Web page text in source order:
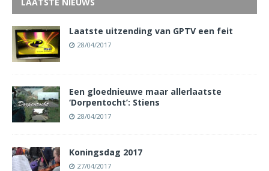
Laatste uitzending van GPTV een feit
28/04/2017
Een gloednieuwe maar allerlaatste
‘Dorpentocht’: Stiens
28/04/2017
Koningsdag 2017
27/04/2017